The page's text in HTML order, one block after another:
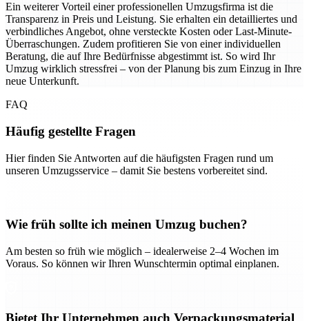
Ein weiterer Vorteil einer professionellen Umzugsfirma ist die
Transparenz in Preis und Leistung. Sie erhalten ein detailliertes und
verbindliches Angebot, ohne versteckte Kosten oder Last-Minute-
Überraschungen. Zudem profitieren Sie von einer individuellen
Beratung, die auf Ihre Bedürfnisse abgestimmt ist. So wird Ihr
Umzug wirklich stressfrei – von der Planung bis zum Einzug in Ihre
neue Unterkunft.
FAQ
Häufig gestellte Fragen
Hier finden Sie Antworten auf die häufigsten Fragen rund um
unseren Umzugsservice – damit Sie bestens vorbereitet sind.
Wie früh sollte ich meinen Umzug buchen?
Am besten so früh wie möglich – idealerweise 2–4 Wochen im
Voraus. So können wir Ihren Wunschtermin optimal einplanen.
Bietet Ihr Unternehmen auch Verpackungsmaterial